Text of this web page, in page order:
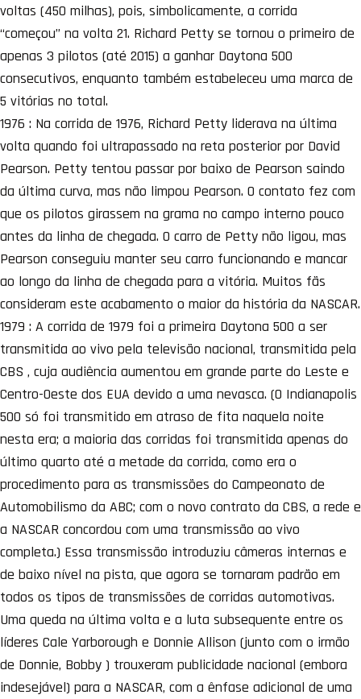
voltas (450 milhas), pois, simbolicamente, a corrida
“começou” na volta 21. Richard Petty se tornou o primeiro de
apenas 3 pilotos (até 2015) a ganhar Daytona 500
consecutivos, enquanto também estabeleceu uma marca de
5 vitórias no total.
1976 : Na corrida de 1976, Richard Petty liderava na última
volta quando foi ultrapassado na reta posterior por David
Pearson. Petty tentou passar por baixo de Pearson saindo
da última curva, mas não limpou Pearson. O contato fez com
que os pilotos girassem na grama no campo interno pouco
antes da linha de chegada. O carro de Petty não ligou, mas
Pearson conseguiu manter seu carro funcionando e mancar
ao longo da linha de chegada para a vitória. Muitos fãs
consideram este acabamento o maior da história da NASCAR.
1979 : A corrida de 1979 foi a primeira Daytona 500 a ser
transmitida ao vivo pela televisão nacional, transmitida pela
CBS , cuja audiência aumentou em grande parte do Leste e
Centro-Oeste dos EUA devido a uma nevasca. (O Indianapolis
500 só foi transmitido em atraso de fita naquela noite
nesta era; a maioria das corridas foi transmitida apenas do
último quarto até a metade da corrida, como era o
procedimento para as transmissões do Campeonato de
Automobilismo da ABC; com o novo contrato da CBS, a rede e
a NASCAR concordou com uma transmissão ao vivo
completa.) Essa transmissão introduziu câmeras internas e
de baixo nível na pista, que agora se tornaram padrão em
todos os tipos de transmissões de corridas automotivas.
Uma queda na última volta e a luta subsequente entre os
líderes Cale Yarborough e Donnie Allison (junto com o irmão
de Donnie, Bobby ) trouxeram publicidade nacional (embora
indesejável) para a NASCAR, com a ênfase adicional de uma